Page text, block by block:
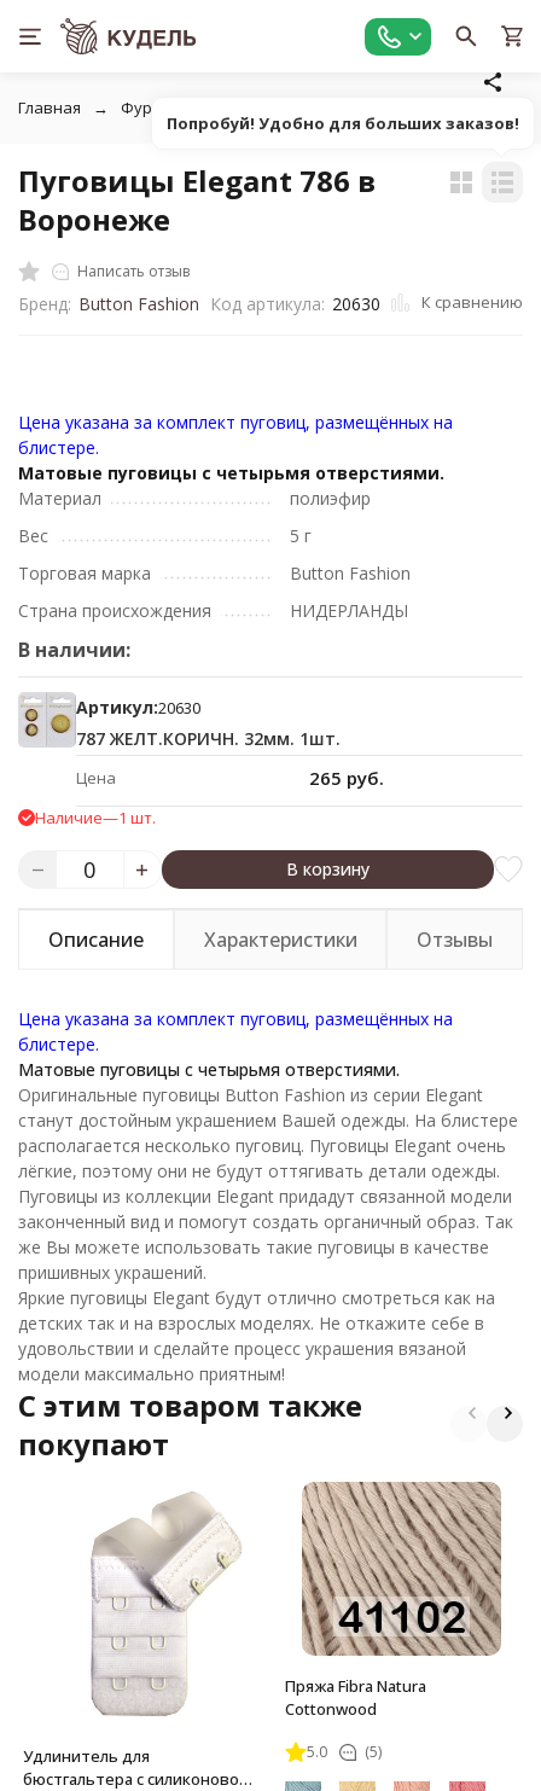
Главная Фурнитура для рукоделия
Пуговицы Elegant 786 в
Воронеже
Написать отзыв
Бренд: Button Fashion Код артикула: 20630 К сравнению
Цена указана за комплект пуговиц, размещённых на
блистере.
Матовые пуговицы с четырьмя отверстиями.
Материал
полиэфир
Вес
5 г
Торговая марка
Button Fashion
Страна происхождения
НИДЕРЛАНДЫ
В наличии:
Артикул:20630
787 ЖЕЛТ.КОРИЧН. 32мм. 1шт.
Цена 265 руб.
Наличие—1 шт.
В корзину
Описание Характеристики Отзывы
Цена указана за комплект пуговиц, размещённых на
блистере.
Матовые пуговицы с четырьмя отверстиями.
Оригинальные пуговицы Button Fashion из серии Elegant
станут достойным украшением Вашей одежды. На блистере
располагается несколько пуговиц. Пуговицы Elegant очень
лёгкие, поэтому они не будут оттягивать детали одежды.
Пуговицы из коллекции Elegant придадут связанной модели
законченный вид и помогут создать органичный образ. Так
же Вы можете использовать такие пуговицы в качестве
пришивных украшений.
Яркие пуговицы Elegant будут отлично смотреться как на
детских так и на взрослых моделях. Не откажите себе в
удовольствии и сделайте процесс украшения вязаной
модели максимально приятным!
C этим товаром также
покупают
Удлинитель для
бюстгальтера с силиконовой
Пряжа Fibra Natura
Cottonwood
5.0 (5)
Попробуй! Удобно для больших заказов!